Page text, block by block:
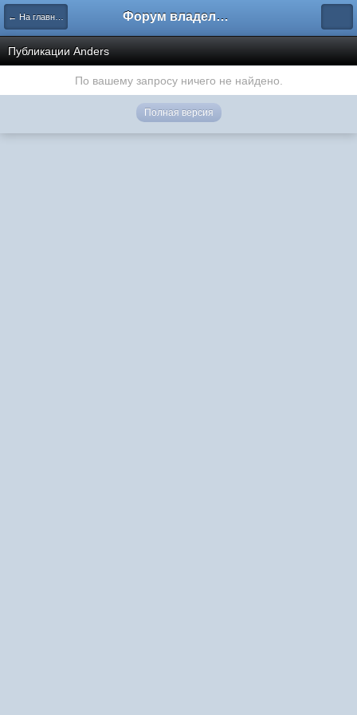
← На главную Форум владельцев интернет-магазинов
Публикации Anders
По вашему запросу ничего не найдено.
Полная версия